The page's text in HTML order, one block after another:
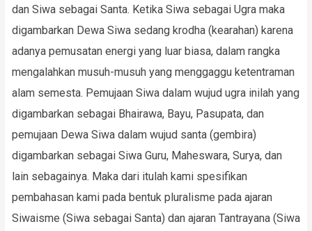
dan Siwa sebagai Santa. Ketika Siwa sebagai Ugra maka
digambarkan Dewa Siwa sedang krodha (kearahan) karena
adanya pemusatan energi yang luar biasa, dalam rangka
mengalahkan musuh-musuh yang menggaggu ketentraman
alam semesta. Pemujaan Siwa dalam wujud ugra inilah yang
digambarkan sebagai Bhairawa, Bayu, Pasupata, dan
pemujaan Dewa Siwa dalam wujud santa (gembira)
digambarkan sebagai Siwa Guru, Maheswara, Surya, dan
lain sebagainya. Maka dari itulah kami spesifikan
pembahasan kami pada bentuk pluralisme pada ajaran
Siwaisme (Siwa sebagai Santa) dan ajaran Tantrayana (Siwa